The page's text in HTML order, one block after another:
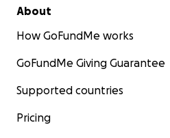
About
How GoFundMe works
GoFundMe Giving Guarantee
Supported countries
Pricing